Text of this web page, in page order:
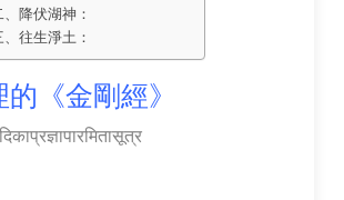
降伏湖神：
往生淨土：
《金剛經》